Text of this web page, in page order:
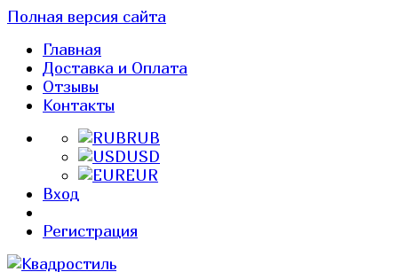
Полная версия сайта
Главная
Доставка и Оплата
Отзывы
Контакты
RUB
USD
EUR
Вход
Регистрация